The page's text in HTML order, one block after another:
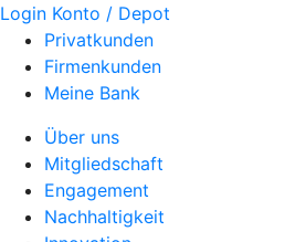
Login Konto / Depot
Privatkunden
Firmenkunden
Meine Bank
Über uns
Mitgliedschaft
Engagement
Nachhaltigkeit